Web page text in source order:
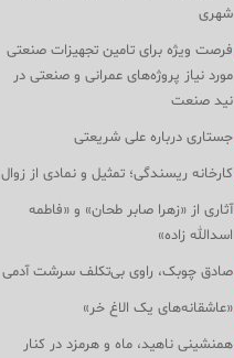
شهری
فرصت ویژه برای تامین تجهیزات صنعتی
مورد نیاز پروژه‌های عمرانی و صنعتی در
نید صنعت
جستاری درباره علی شریعتی
کارخانه ریسندگی؛ تمثیل و نمادی از زوال
آثاری از «زهرا صابر طحان» و «فاطمه
اسدالله زاده»
صادق چوبک، راوی بی‌تکلف سرشت آدمی
«عاشقانه‌های یک الاغ خر»
همنشینی ناهید، ماه و هرمزد در کنار